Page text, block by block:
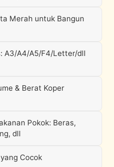
Merah untuk Bangun
A3/A4/A5/F4/Letter/dll
& Berat Koper
Pokok: Beras,
dll
Cocok